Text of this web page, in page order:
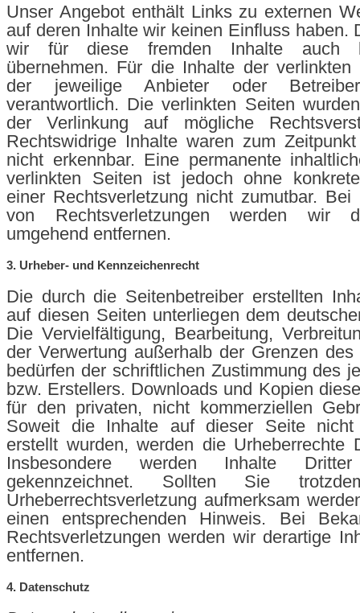
Unser Angebot enthält Links zu externen
auf deren Inhalte wir keinen Einfluss haben.
wir für diese fremden Inhalte auch
übernehmen. Für die Inhalte der
der jeweilige Anbieter oder
verantwortlich. Die verlinkten Seiten
der Verlinkung auf mögliche
Rechtswidrige Inhalte waren zum
nicht erkennbar. Eine permanente
verlinkten Seiten ist jedoch ohne
einer Rechtsverletzung nicht zumutbar. Bei
von Rechtsverletzungen werden wir
umgehend entfernen.
3. Urheber- und Kennzeichenrecht
Die durch die Seitenbetreiber erstellten
auf diesen Seiten unterliegen dem
Die Vervielfältigung, Bearbeitung,
der Verwertung außerhalb der Grenzen des
bedürfen der schriftlichen Zustimmung des
bzw. Erstellers. Downloads und Kopien
für den privaten, nicht kommerziellen
Soweit die Inhalte auf dieser Seite nicht
erstellt wurden, werden die Urheberrechte
Insbesondere werden Inhalte
gekennzeichnet. Sollten Sie
Urheberrechtsverletzung aufmerksam
einen entsprechenden Hinweis. Bei
Rechtsverletzungen werden wir derartige
entfernen.
4. Datenschutz